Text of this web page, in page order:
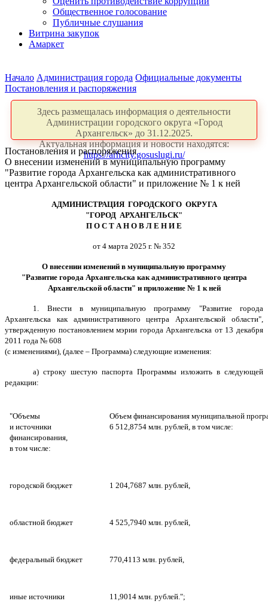
Общественное голосование
Публичные слушания
Витрина закупок
Амаркет
Начало Администрация города Официальные документы
Постановления и распоряжения
Здесь размещалась информация о деятельности
Администрации городского округа «Город
Архангельск» до 31.12.2025.
Актуальная информация и новости находятся:
https://arhcity.gosuslugi.ru/
Постановления и распоряжения
О внесении изменений в муниципальную программу
"Развитие города Архангельска как административного
центра Архангельской области" и приложение № 1 к ней
АДМИНИСТРАЦИЯ ГОРОДСКОГО ОКРУГА
"ГОРОД АРХАНГЕЛЬСК"
П О С Т А Н О В Л Е Н И Е
от 4 марта 2025 г. № 352
О внесении изменений в муниципальную программу
"Развитие города Архангельска как административного центра
Архангельской области" и приложение № 1 к ней
1. Внести в муниципальную программу "Развитие города
Архангельска как административного центра Архангельской области",
утвержденную постановлением мэрии города Архангельска от 13 декабря
2011 года № 608
(с изменениями), (далее – Программа) следующие изменения:
а) строку шестую паспорта Программы изложить в следующей
редакции:
"Объемы
и источники
финансирования,
в том числе:
Объем финансирования муниципальной
6 512,8754 млн. рублей, в том числе:
городской бюджет 1204,7687 млн. рублей,
областной бюджет 4525,7940 млн. рублей,
федеральный бюджет 770,4113 млн. рублей,
иные источники 11,9014 млн. рублей.";